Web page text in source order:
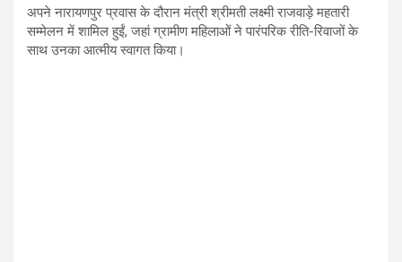
अपने नारायणपुर प्रवास के दौरान मंत्री श्रीमती लक्ष्मी राजवाड़े महतारी
सम्मेलन में शामिल हुईं, जहां ग्रामीण महिलाओं ने पारंपरिक रीति-रिवाजों के
साथ उनका आत्मीय स्वागत किया।